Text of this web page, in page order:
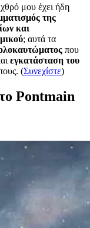
μου έχει ήδη
της
και
; αυτά τα
που
εγκατάσταση του
(Συνεχίστε)
Pontmain